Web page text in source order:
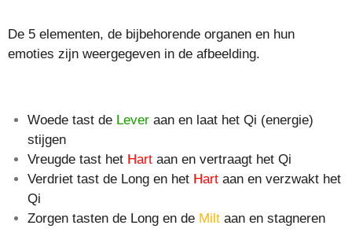
De 5 elementen, de bijbehorende organen en hun
emoties zijn weergegeven in de afbeelding.
Woede tast de Lever aan en laat het Qi (energie)
stijgen
Vreugde tast het Hart aan en vertraagt het Qi
Verdriet tast de Long en het Hart aan en verzwakt het
Qi
Zorgen tasten de Long en de Milt aan en stagneren